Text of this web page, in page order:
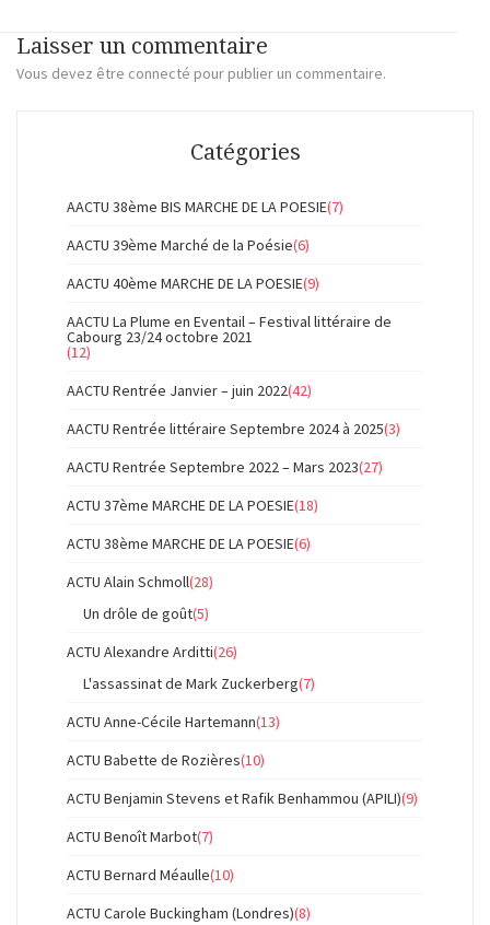
Laisser un commentaire
Vous devez être connecté pour publier un commentaire.
Catégories
AACTU 38ème BIS MARCHE DE LA POESIE(7)
AACTU 39ème Marché de la Poésie(6)
AACTU 40ème MARCHE DE LA POESIE(9)
AACTU La Plume en Eventail – Festival littéraire de
Cabourg 23/24 octobre 2021
(12)
AACTU Rentrée Janvier – juin 2022(42)
AACTU Rentrée littéraire Septembre 2024 à 2025(3)
AACTU Rentrée Septembre 2022 – Mars 2023(27)
ACTU 37ème MARCHE DE LA POESIE(18)
ACTU 38ème MARCHE DE LA POESIE(6)
ACTU Alain Schmoll(28)
Un drôle de goût(5)
ACTU Alexandre Arditti(26)
L'assassinat de Mark Zuckerberg(7)
ACTU Anne-Cécile Hartemann(13)
ACTU Babette de Rozières(10)
ACTU Benjamin Stevens et Rafik Benhammou (APILI)(9)
ACTU Benoît Marbot(7)
ACTU Bernard Méaulle(10)
ACTU Carole Buckingham (Londres)(8)